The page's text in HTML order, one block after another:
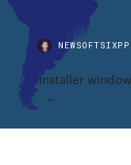
Installer